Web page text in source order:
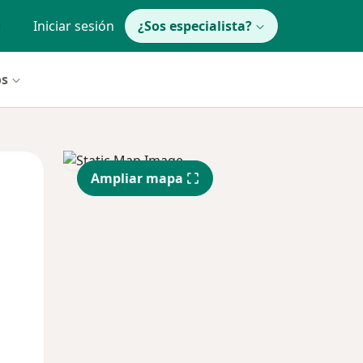
Iniciar sesión ¿Sos especialista?
Jue
13 Ago
Vie
14 Ago
Ampliar mapa